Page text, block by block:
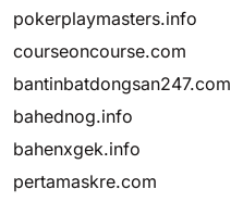
pokerplaymasters.info
courseoncourse.com
bantinbatdongsan247.com
bahednog.info
bahenxgek.info
pertamaskre.com